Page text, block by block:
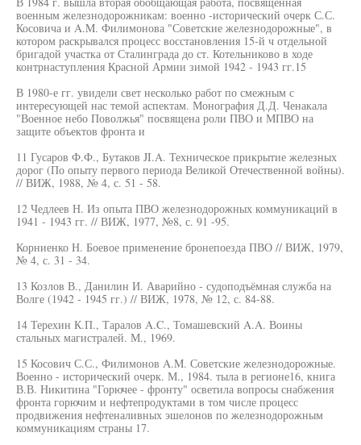
военным железнодорожникам: военно -исторический очерк С.С.
Косовича и A.M. Филимонова "Советские железнодорожные", в
котором раскрывался процесс восстановления 15-й ч отдельной
бригадой участка от Сталинграда до ст. Котельниково в ходе
контрнаступления Красной Армии зимой 1942 - 1943 гг.15
В 1980-е гг. увидели свет несколько работ по смежным с
интересующей нас темой аспектам. Монография Д.Д. Ченакала
"Военное небо Поволжья" посвящена роли ПВО и МПВО на
защите объектов фронта и
11 Гусаров Ф.Ф., Бутаков JI.A. Техническое прикрытие железных
дорог (По опыту первого периода Великой Отечественной войны).
// ВИЖ, 1988, № 4, с. 51 - 58.
12 Чедлеев Н. Из опыта ПВО железнодорожных коммуникаций в
1941 - 1943 гг. // ВИЖ, 1977, №8, с. 91 -95.
Корниенко Н. Боевое применение бронепоезда ПВО // ВИЖ, 1979,
№ 4, с. 31 - 34.
13 Козлов В., Данилин И. Аварийно - судоподъёмная служба на
Волге (1942 - 1945 гг.) // ВИЖ, 1978, № 12, с. 84-88.
14 Терехин К.П., Таралов A.C., Томашевский A.A. Воины
стальных магистралей. М., 1969.
15 Косович С.С., Филимонов A.M. Советские железнодорожные.
Военно - исторический очерк. М., 1984. тыла в регионе16, книга
В.В. Никитина "Горючее - фронту" осветила вопросы снабжения
фронта горючим и нефтепродуктами в том числе процесс
продвижения нефтеналивных эшелонов по железнодорожным
коммуникациям страны 17.